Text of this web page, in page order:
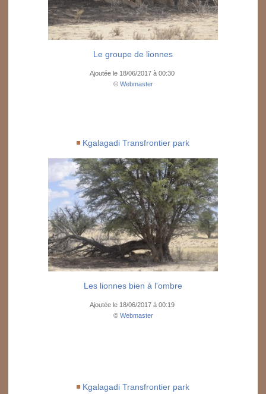
Le groupe de lionnes
Ajoutée le 18/06/2017 à 00:30
© Webmaster
Kgalagadi Transfrontier park
Les lionnes bien à l'ombre
Ajoutée le 18/06/2017 à 00:19
© Webmaster
Kgalagadi Transfrontier park